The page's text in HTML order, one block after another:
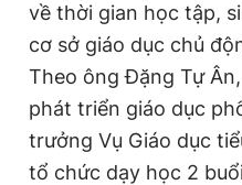
về thời gian học tập,
cơ sở giáo dục chủ
Theo ông Đặng Tự
phát triển giáo dục
trưởng Vụ Giáo dục
tổ chức dạy học 2